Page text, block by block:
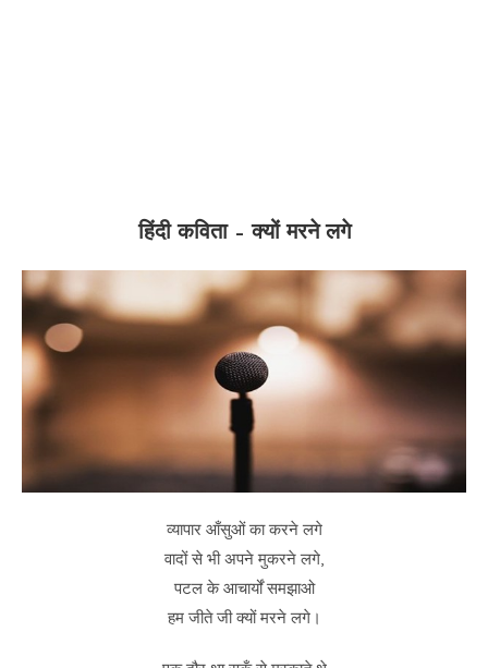
हिंदी कविता – क्यों मरने लगे
व्यापार आँसुओं का करने लगे
वादों से भी अपने मुकरने लगे,
पटल के आचार्यों समझाओ
हम जीते जी क्यों मरने लगे।